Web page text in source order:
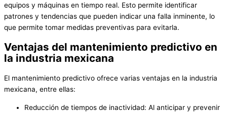
equipos y máquinas en tiempo real. Esto permite identificar
patrones y tendencias que pueden indicar una falla inminente, lo
que permite tomar medidas preventivas para evitarla.
Ventajas del mantenimiento predictivo en
la industria mexicana
El mantenimiento predictivo ofrece varias ventajas en la industria
mexicana, entre ellas:
Reducción de tiempos de inactividad: Al anticipar y prevenir